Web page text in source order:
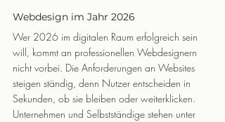
Webdesign im Jahr 2026
Wer 2026 im digitalen Raum erfolgreich sein
will, kommt an professionellen Webdesignern
nicht vorbei. Die Anforderungen an Websites
steigen ständig, denn Nutzer entscheiden in
Sekunden, ob sie bleiben oder weiterklicken.
Unternehmen und Selbstständige stehen unter